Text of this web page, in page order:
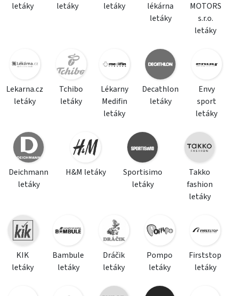
letáky
letáky
letáky
lékárna
letáky
MOTORS
s.r.o.
letáky
Lekarna.cz
letáky
Tchibo
letáky
Lékarny
Medifin
letáky
Decathlon
letáky
Envy
sport
letáky
Deichmann
letáky
H&M letáky
Sportisimo
letáky
Takko
fashion
letáky
KIK
letáky
Bambule
letáky
Dráčik
letáky
Pompo
letáky
Firststop
letáky